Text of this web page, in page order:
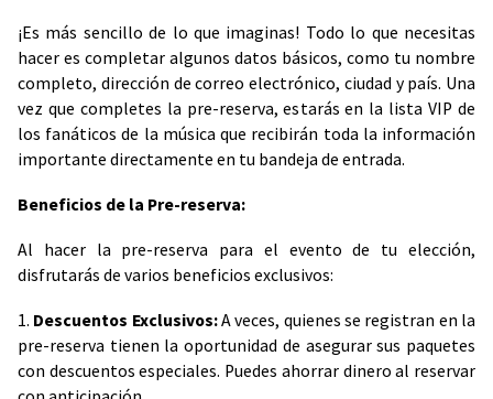
¡Es más sencillo de lo que imaginas! Todo lo que necesitas
hacer es completar algunos datos básicos, como tu nombre
completo, dirección de correo electrónico, ciudad y país. Una
vez que completes la pre-reserva, estarás en la lista VIP de
los fanáticos de la música que recibirán toda la información
importante directamente en tu bandeja de entrada.
Beneficios de la Pre-reserva:
Al hacer la pre-reserva para el evento de tu elección,
disfrutarás de varios beneficios exclusivos:
1. Descuentos Exclusivos:A veces, quienes se registran en la
pre-reserva tienen la oportunidad de asegurar sus paquetes
con descuentos especiales. Puedes ahorrar dinero al reservar